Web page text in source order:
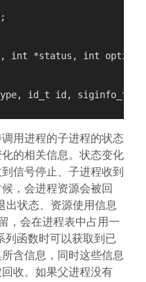
int *status, int
用进程的子进程的状态
的相关信息。状态变化
信号停止、子进程收到
，会进程资源会被回
出状态、资源使用信息
，会在进程表中占用一
列函数时可以获取到已
含信息，同时这些信息
收。如果父进程没有